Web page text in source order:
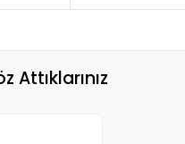
Attıklarınız